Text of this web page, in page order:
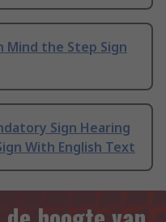
Mind the Step Sign
Sign Hearing
With English Text